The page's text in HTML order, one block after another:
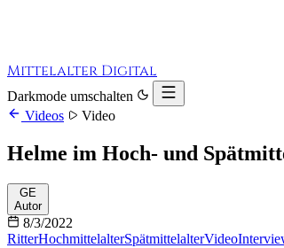
Mittelalter Digital
Darkmode umschalten
Videos
Video
Helme im Hoch- und
GE
Autor
8/3/2022
RitterHochmittelalterSpätmittelalterVideo